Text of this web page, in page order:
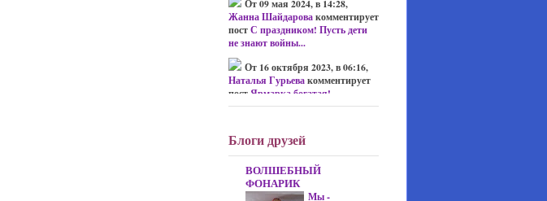
От 09 мая 2024, в 14:28,
Жанна Шайдаровакомментирует
постС праздником! Пусть дети
не знают войны...
От 16 октября 2023, в 06:16,
Наталья Гурьевакомментирует
пост Ярмарка богатая!
постЯрмарка богатая!
От 12 октября 2023, в 11:59,
Наталья Гурьева
постКонкурс "Осеняя шляпка -
Блоги друзей
ВОЛШЕБНЫЙ
ФОНАРИК
Мы -